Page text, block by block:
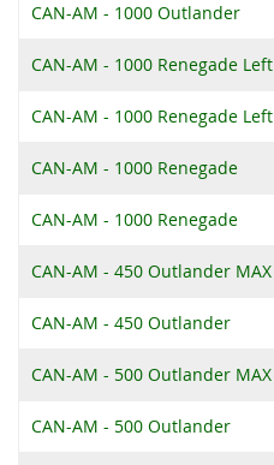
CAN-AM - 1000 Outlander
CAN-AM - 1000 Renegade Left
CAN-AM - 1000 Renegade Left
CAN-AM - 1000 Renegade
CAN-AM - 1000 Renegade
CAN-AM - 450 Outlander MAX
CAN-AM - 450 Outlander
CAN-AM - 500 Outlander MAX
CAN-AM - 500 Outlander